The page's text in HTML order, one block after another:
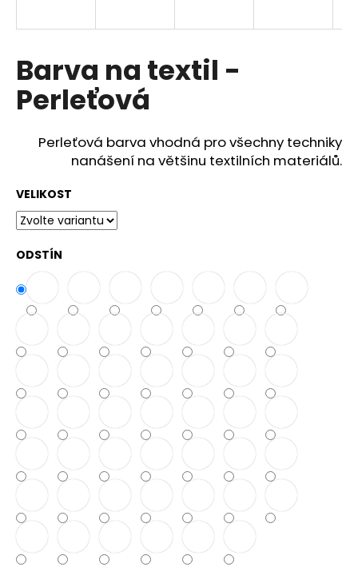
Barva na textil -
Perleťová
Perleťová barva vhodná pro všechny techniky
nanášení na většinu textilních materiálů.
VELIKOST
ODSTÍN
í
t
?
D
p
r
u
č
u
j
e
m
e
BARVA
NA
SUCHÉ
KVĚTY
V
ROZPRAŠOVAČI